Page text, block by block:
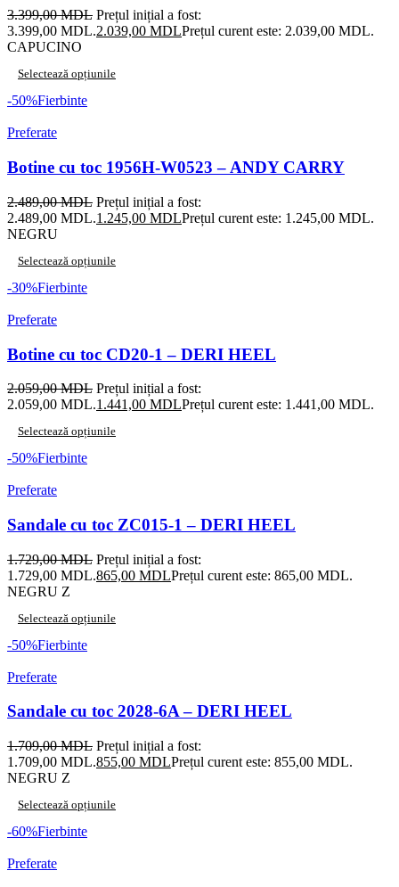
3.399,00MDL Prețul inițial a fost:
3.399,00 MDL.2.039,00 MDLPrețul curent este: 2.039,00 MDL.
CAPUCINO
Selectează opțiunile
-50%Fierbinte
Preferate
Botine cu toc 1956H-W0523 – ANDY CARRY
2.489,00MDL Prețul inițial a fost:
2.489,00 MDL.1.245,00 MDLPrețul curent este: 1.245,00 MDL.
NEGRU
Selectează opțiunile
-30%Fierbinte
Preferate
Botine cu toc CD20-1 – DERI HEEL
2.059,00MDL Prețul inițial a fost:
2.059,00 MDL.1.441,00 MDLPrețul curent este: 1.441,00 MDL.
Selectează opțiunile
-50%Fierbinte
Preferate
Sandale cu toc ZC015-1 – DERI HEEL
1.729,00MDL Prețul inițial a fost:
1.729,00 MDL.865,00 MDLPrețul curent este: 865,00 MDL.
NEGRU Z
Selectează opțiunile
-50%Fierbinte
Preferate
Sandale cu toc 2028-6A – DERI HEEL
1.709,00MDL Prețul inițial a fost:
1.709,00 MDL.855,00 MDLPrețul curent este: 855,00 MDL.
NEGRU Z
Selectează opțiunile
-60%Fierbinte
Preferate